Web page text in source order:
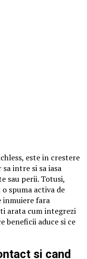
este in crestere
intre si sa iasa
sau perii. Totusi,
spuma activa de
inmuiere fara
arata cum integrezi
beneficii aduce si ce
si cand